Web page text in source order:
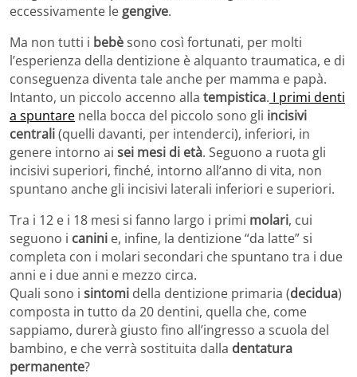
eccessivamente le gengive.
Ma non tutti i bebèsono così fortunati, per molti
l’esperienza della dentizione è alquanto traumatica, e di
conseguenza diventa tale anche per mamma e papà.
Intanto, un piccolo accenno alla tempistica. I primi denti
a spuntare nella bocca del piccolo sono gli incisivi
centrali(quelli davanti, per intenderci), inferiori, in
genere intorno ai sei mesi di età. Seguono a ruota gli
incisivi superiori, finché, intorno all’anno di vita, non
spuntano anche gli incisivi laterali inferiori e superiori.
Tra i 12 e i 18 mesi si fanno largo i primi molari, cui
seguono i canini e, infine, la dentizione “da latte” si
completa con i molari secondari che spuntano tra i due
anni e i due anni e mezzo circa.
Quali sono i sintomi della dentizione primaria (decidua)
composta in tutto da 20 dentini, quella che, come
sappiamo, durerà giusto fino all’ingresso a scuola del
bambino, e che verrà sostituita dalla dentatura
permanente?